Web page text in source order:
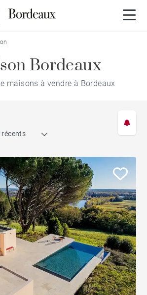
Bordeaux
maisons à vendre à Bordeaux
récents